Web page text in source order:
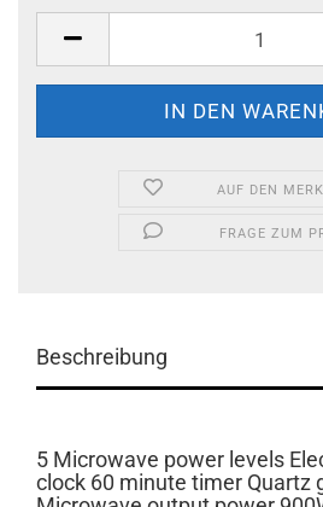
AUF DEN
FRAGE ZUM
Beschreibung
5 Microwave power levels
clock 60 minute timer Quartz